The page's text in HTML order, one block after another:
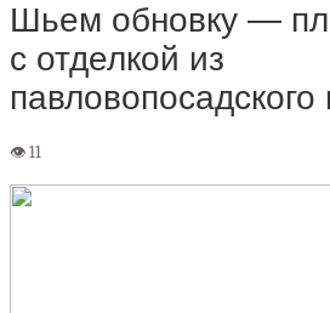
Шьем обновку —
с отделкой из
павловопосадского